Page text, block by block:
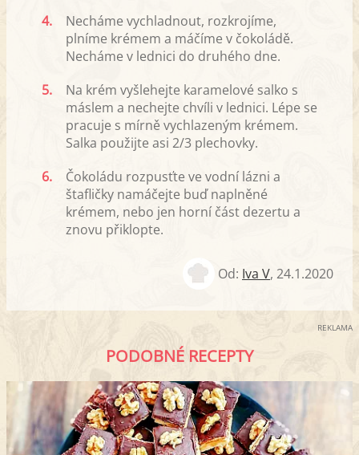
4.
Necháme vychladnout, rozkrojíme,
plníme krémem a máčíme v čokoládě.
Necháme v lednici do druhého dne.
5.
Na krém vyšlehejte karamelové salko s
máslem a nechejte chvíli v lednici. Lépe se
pracuje s mírně vychlazeným krémem.
Salka použijte asi 2/3 plechovky.
6.
Čokoládu rozpusťte ve vodní lázni a
štafličky namáčejte buď naplněné
krémem, nebo jen horní část dezertu a
znovu přiklopte.
Od: Iva V, 24.1.2020
REKLAMA
PODOBNÉ RECEPTY